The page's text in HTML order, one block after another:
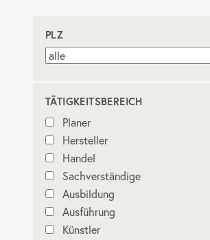
PLZ
TÄTIGKEITSBEREICH
Planer
Hersteller
Handel
Sachverständige
Ausbildung
Ausführung
Künstler